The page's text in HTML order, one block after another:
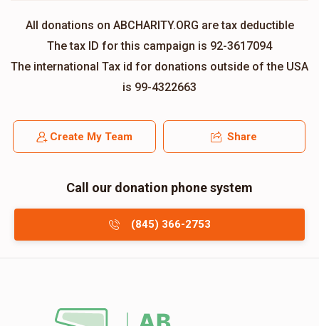
All donations on ABCHARITY.ORG are tax deductible
The tax ID for this campaign is 92-3617094
The international Tax id for donations outside of the USA
is 99-4322663
Create My Team Share
Call our donation phone system
(845) 366-2753